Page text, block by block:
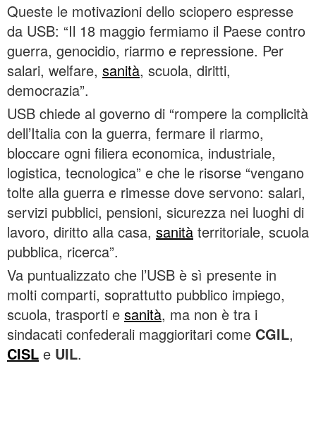
Queste le motivazioni dello sciopero espresse
da USB: “Il 18 maggio fermiamo il Paese contro
guerra, genocidio, riarmo e repressione. Per
salari, welfare, sanità, scuola, diritti,
democrazia”.
USB chiede al governo di “rompere la complicità
dell’Italia con la guerra, fermare il riarmo,
bloccare ogni filiera economica, industriale,
logistica, tecnologica” e che le risorse “vengano
tolte alla guerra e rimesse dove servono: salari,
servizi pubblici, pensioni, sicurezza nei luoghi di
lavoro, diritto alla casa, sanità territoriale, scuola
pubblica, ricerca”.
Va puntualizzato che l’USB è sì presente in
molti comparti, soprattutto pubblico impiego,
scuola, trasporti e sanità, ma non è tra i
sindacati confederali maggioritari come CGIL,
CISL e UIL.